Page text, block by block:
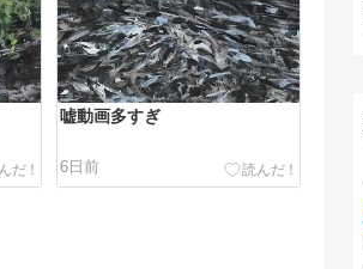
嘘動画多すぎ
6日前